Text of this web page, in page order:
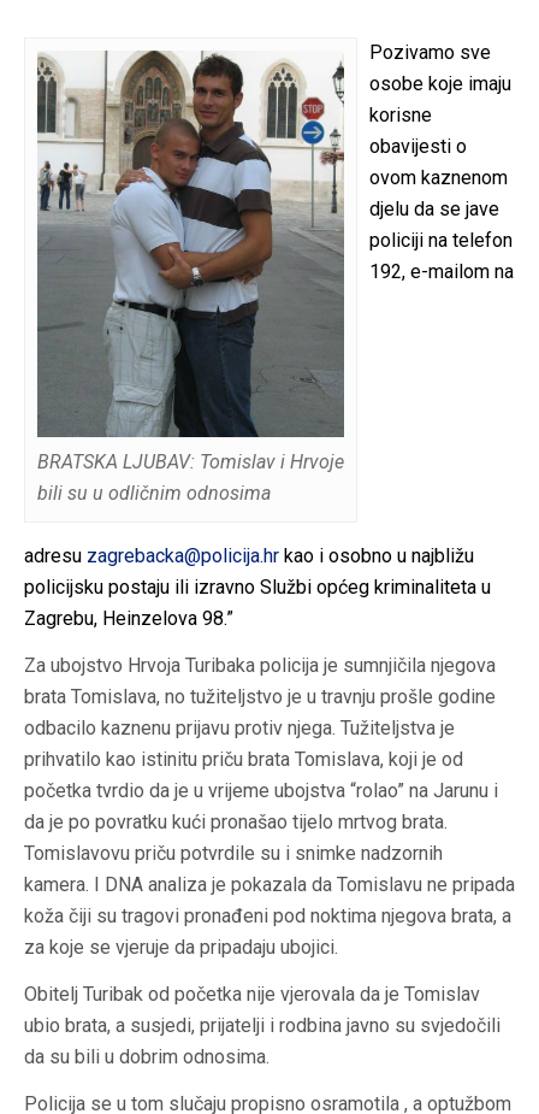
BRATSKA LJUBAV: Tomislav i Hrvoje
bili su u odličnim odnosima
Pozivamo sve
osobe koje imaju
korisne
obavijesti o
ovom kaznenom
djelu da se jave
policiji na telefon
192, e-mailom na
adresu zagrebacka@policija.hr kao i osobno u najbližu
policijsku postaju ili izravno Službi općeg kriminaliteta u
Zagrebu, Heinzelova 98.”
Za ubojstvo Hrvoja Turibaka policija je sumnjičila njegova
brata Tomislava, no tužiteljstvo je u travnju prošle godine
odbacilo kaznenu prijavu protiv njega. Tužiteljstva je
prihvatilo kao istinitu priču brata Tomislava, koji je od
početka tvrdio da je u vrijeme ubojstva “rolao” na Jarunu i
da je po povratku kući pronašao tijelo mrtvog brata.
Tomislavovu priču potvrdile su i snimke nadzornih
kamera. I DNA analiza je pokazala da Tomislavu ne pripada
koža čiji su tragovi pronađeni pod noktima njegova brata, a
za koje se vjeruje da pripadaju ubojici.
Obitelj Turibak od početka nije vjerovala da je Tomislav
ubio brata, a susjedi, prijatelji i rodbina javno su svjedočili
da su bili u dobrim odnosima.
Policija se u tom slučaju propisno osramotila , a optužbom